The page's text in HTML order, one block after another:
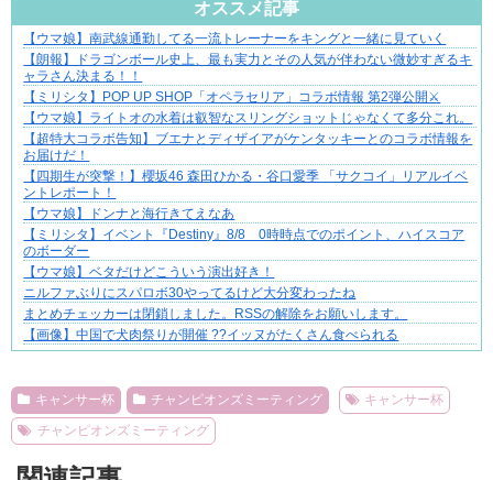
オススメ記事
成長の先で気づいた想い、不器用な大人の恋
【ウマ娘】南武線通勤してる一流トレーナーをキングと一緒に見ていく
【朗報】ドラゴンボール史上、最も実力とその人気が伴わない微妙すぎるキ
ャラさん決まる！！
【ミリシタ】POP UP SHOP「オペラセリア」コラボ情報 第2弾公開⚔
【ウマ娘】ライトオの水着は叡智なスリングショットじゃなくて多分これ。
【超特大コラボ告知】ブエナとディザイアがケンタッキーとのコラボ情報を
お届けだ！
【四期生が突撃！】櫻坂46 森田ひかる・谷口愛季 「サクコイ」リアルイベ
ントレポート！
【ウマ娘】ドンナと海行きてえなあ
【ミリシタ】イベント『Destiny』8/8 0時時点でのポイント、ハイスコア
のボーダー
【ウマ娘】ベタだけどこういう演出好き！
ニルファぶりにスパロボ30やってるけど大分変わったね
まとめチェッカーは閉鎖しました。RSSの解除をお願いします。
【画像】中国で犬肉祭りが開催 ??イッヌがたくさん食べられる
キャンサー杯 チャンピオンズミーティング
キャンサー杯
チャンピオンズミーティング